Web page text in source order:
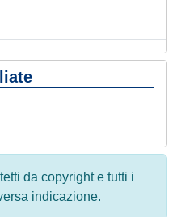
da copyright e tutti i
indicazione.